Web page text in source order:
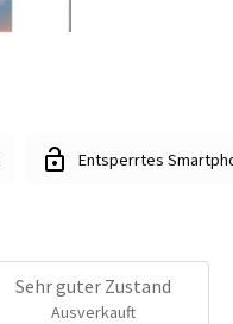
Entsperrtes
Sehr guter Zustand
Ausverkauft